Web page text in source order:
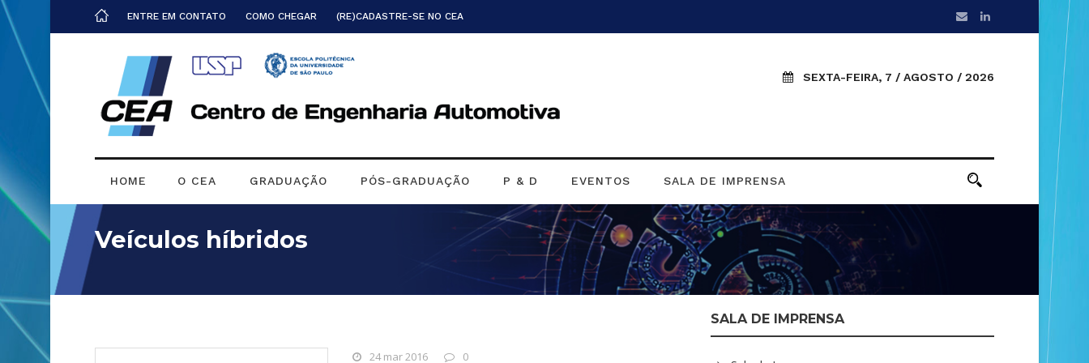
ENTRE EM CONTATO COMO CHEGAR (RE)CADASTRE-SE NO CEA
SEXTA-FEIRA, 7 / AGOSTO / 2026
HOME O CEA GRADUAÇÃO PÓS-GRADUAÇÃO P & D EVENTOS SALA DE IMPRENSA
Veículos híbridos
24 mar 2016 0
SALA DE IMPRENSA